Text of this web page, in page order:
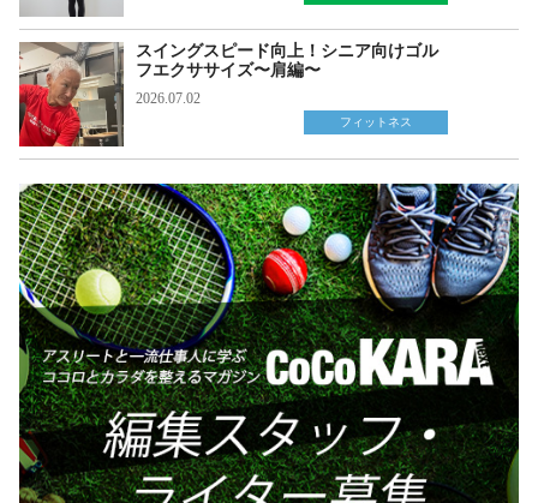
スイングスピード向上！シニア向けゴル
フエクササイズ〜肩編〜
2026.07.02
フィットネス